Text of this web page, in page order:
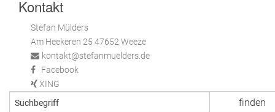
Kontakt
Stefan Mülders
Am Heekeren 25 47652 Weeze
kontakt@stefanmuelders.de
Facebook
XING